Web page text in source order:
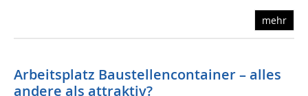
mehr
Arbeitsplatz Baustellencontainer – alles
andere als attraktiv?